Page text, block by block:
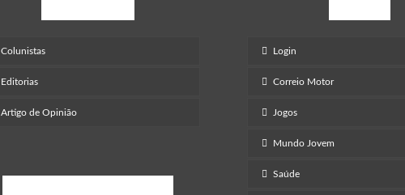
Colunistas
Editorias
Artigo de Opinião
Login
Correio Motor
Jogos
Mundo Jovem
Saúde